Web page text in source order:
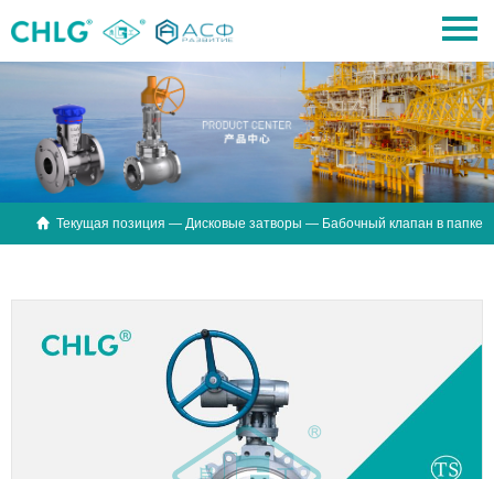
 Текущая позиция — Дисковые затворы — Бабочный клапан в папке